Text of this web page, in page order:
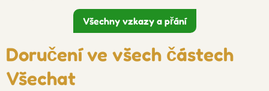
Všechny vzkazy a přání
Doručení ve všech částech
Všechat